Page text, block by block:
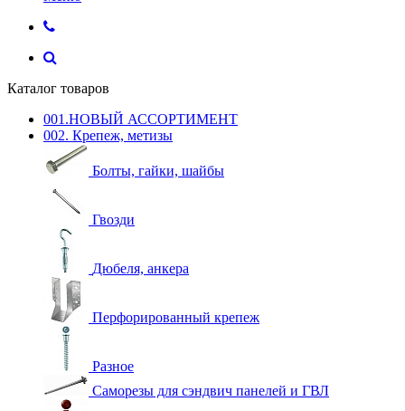
Каталог товаров
001.НОВЫЙ АССОРТИМЕНТ
002. Крепеж, метизы
Болты, гайки, шайбы
Гвозди
Дюбеля, анкера
Перфорированный крепеж
Разное
Саморезы для сэндвич панелей и ГВЛ